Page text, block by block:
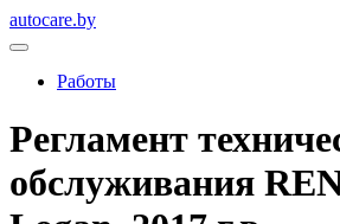
autocare.by
Работы
Регламент
обслуживания